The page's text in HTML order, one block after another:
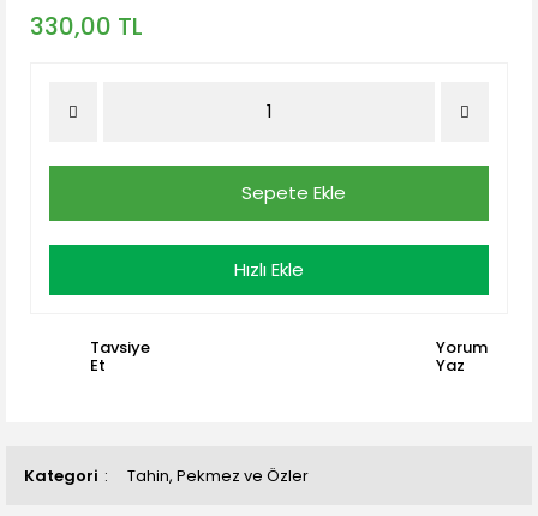
Kategori Tahin, Pekmez ve Özler
330,00 TL
Sepete Ekle
Hızlı Ekle
Tavsiye
Et
Yorum
Yaz